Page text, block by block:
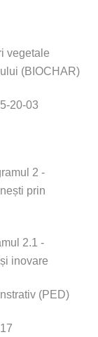
vegetale
(BIOCHAR)
20-03
2 -
prin
2.1 -
inovare
(PED)